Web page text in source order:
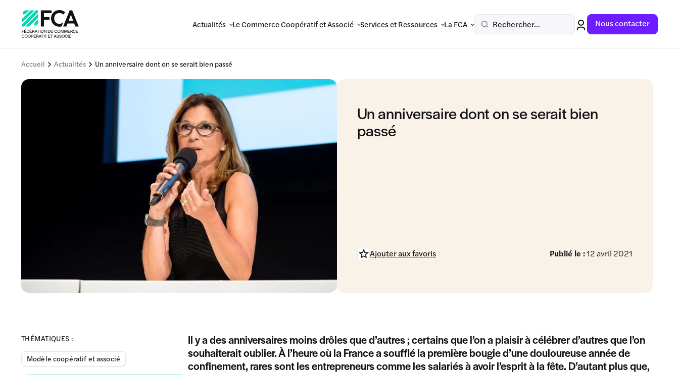
Actualités Le Commerce Coopératif et Associé Services et Ressources La FCA Rechercher... Nous contacter
Accueil Actualités Un anniversaire dont on se serait bien passé
Un anniversaire dont on se serait bien
passé
Publié le :12 avril 2021
Ajouter aux favoris
THÉMATIQUES :
Modèle coopératif et associé
Il y a des anniversaires moins drôles que d’autres ; certains que l’on a plaisir à célébrer d’autres que l’on
souhaiterait oublier. À l’heure où la France a soufflé la première bougie d’une douloureuse année de
confinement, rares sont les entrepreneurs comme les salariés à avoir l’esprit à la fête. D’autant plus que,